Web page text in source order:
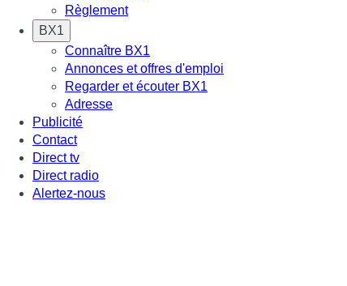
Règlement
BX1
Connaître BX1
Annonces et offres d'emploi
Regarder et écouter BX1
Adresse
Publicité
Contact
Direct tv
Direct radio
Alertez-nous